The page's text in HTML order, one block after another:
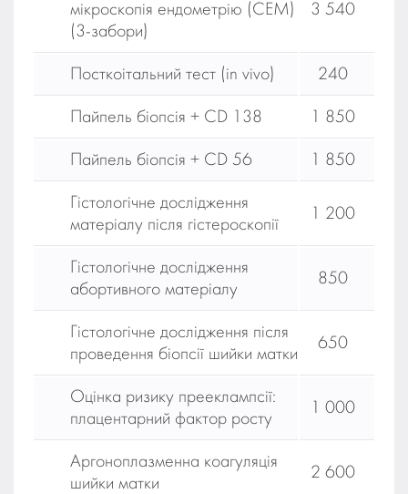
мікроскопія ендометрію (СЕМ)
(3-забори)
3 540
Посткоітальний тест (in vivo) 240
Пайпель біопсія + CD 138 1 850
Пайпель біопсія + CD 56 1 850
Гістологічне дослідження
матеріалу після гістероскопії
1 200
Гістологічне дослідження
абортивного матеріалу
850
Гістологічне дослідження після
проведення біопсії шийки матки
650
Оцінка ризику прееклампсії:
плацентарний фактор росту
1 000
Аргоноплазменна коагуляція
шийки матки
2 600